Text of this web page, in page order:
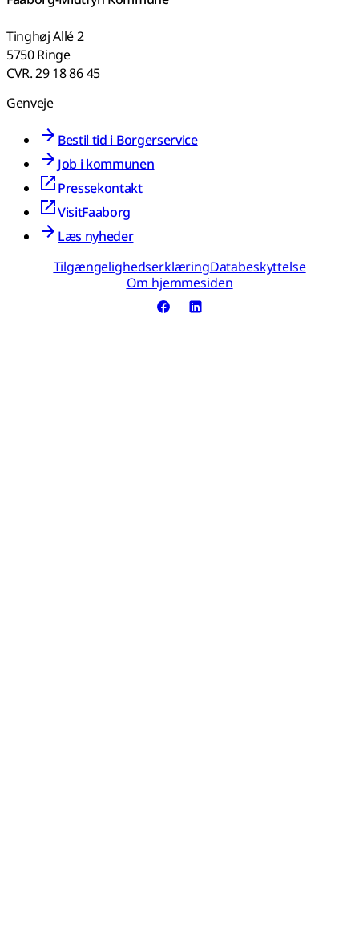
Tinghøj Allé 2
5750 Ringe
CVR. 29 18 86 45
Genveje
Bestil tid i Borgerservice
Job i kommunen
Pressekontakt
VisitFaaborg
Læs nyheder
TilgængelighedserklæringDatabeskyttelse
Om hjemmesiden